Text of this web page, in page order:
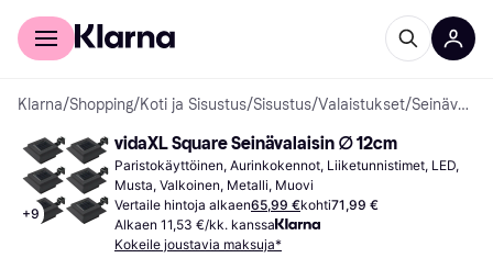
Kuluttajille
Klarna/Shopping/Koti ja Sisustus/Sisustus/Valaistukset/ Seinävalaisimet
+9
vidaXL Square Seinävalaisin ∅ 12cm
Paristokäyttöinen, Aurinkokennot, Liiketunnistimet, LED,
Musta, Valkoinen, Metalli, Muovi
Vertaile hintoja alkaen65,99 €kohti71,99 €
Alkaen 11,53 €/kk. kanssa
Kokeile joustavia maksuja*